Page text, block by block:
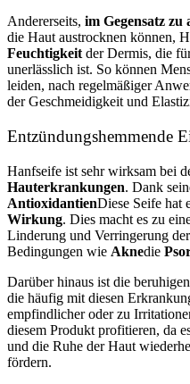
Andererseits, im Gegensatz zu
die Haut austrocknen können,
Feuchtigkeitder Dermis, die
unerlässlich ist. So können
leiden, nach regelmäßiger
der Geschmeidigkeit und
Entzündungshemmende
Hanfseife ist sehr wirksam bei
Hauterkrankungen. Dank
AntioxidantienDiese Seife hat
Wirkung. Dies macht es zu
Linderung und Verringerung
Bedingungen wie Aknedie
Darüber hinaus ist die
die häufig mit diesen
empfindlicher oder zu
diesem Produkt profitieren, da
und die Ruhe der Haut
fördern.